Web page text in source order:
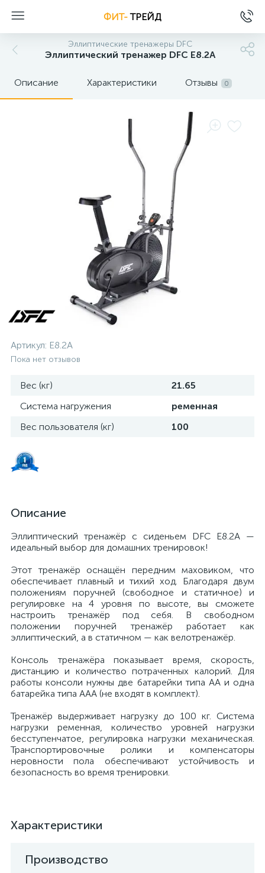
ФИТ-ТРЕЙД
Эллиптические тренажеры DFC
Эллиптический тренажер DFC E8.2A
Описание Характеристики Отзывы 0
Артикул: E8.2A
Пока нет отзывов
Вес (кг)
21.65
Система нагружения
ременная
Вес пользователя (кг)
100
Описание
Эллиптический тренажёр с сиденьем DFC E8.2A —
идеальный выбор для домашних тренировок!
Этот тренажёр оснащён передним маховиком, что
обеспечивает плавный и тихий ход. Благодаря двум
положениям поручней (свободное и статичное) и
регулировке на 4 уровня по высоте, вы сможете
настроить тренажёр под себя. В свободном
положении поручней тренажёр работает как
эллиптический, а в статичном — как велотренажёр.
Консоль тренажёра показывает время, скорость,
дистанцию и количество потраченных калорий. Для
работы консоли нужны две батарейки типа АА и одна
батарейка типа ААА (не входят в комплект).
Тренажёр выдерживает нагрузку до 100 кг. Система
нагрузки ременная, количество уровней нагрузки
бесступенчатое, регулировка нагрузки механическая.
Транспортировочные ролики и компенсаторы
неровности пола обеспечивают устойчивость и
безопасность во время тренировки.
Характеристики
Производство